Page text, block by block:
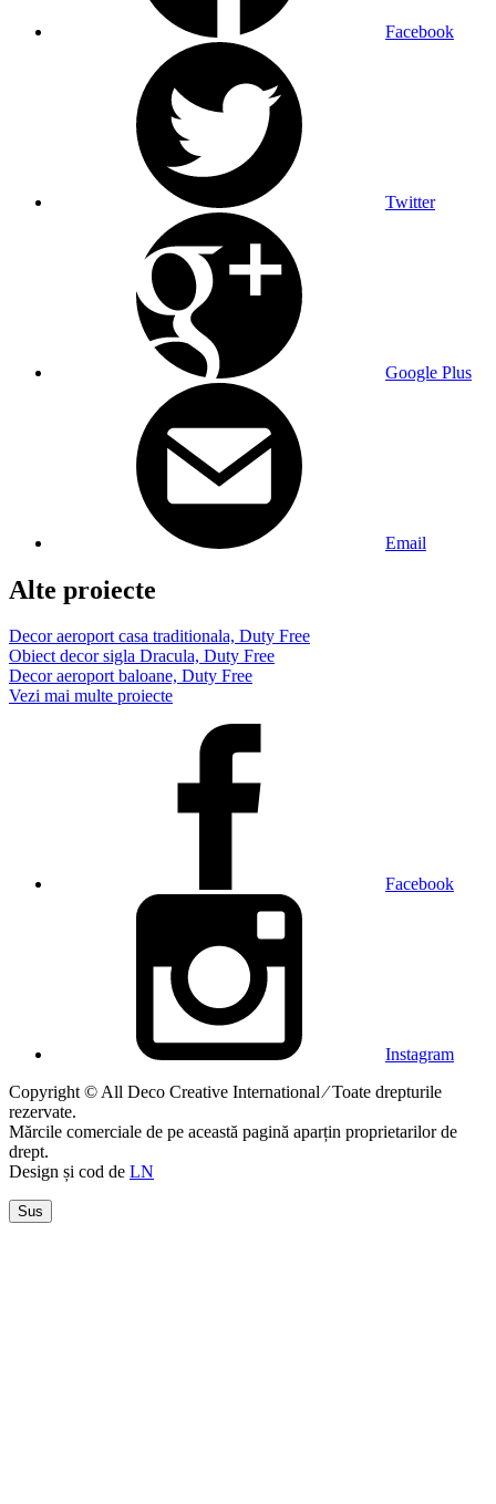
Facebook
Twitter
Google Plus
Email
Alte proiecte
Decor aeroport casa traditionala, Duty Free
Obiect decor sigla Dracula, Duty Free
Decor aeroport baloane, Duty Free
Vezi mai multe proiecte
Facebook
Instagram
Copyright © All Deco Creative International ⁄ Toate drepturile
rezervate.
Mărcile comerciale de pe această pagină aparțin proprietarilor de
drept.
Design și cod de LN
Sus